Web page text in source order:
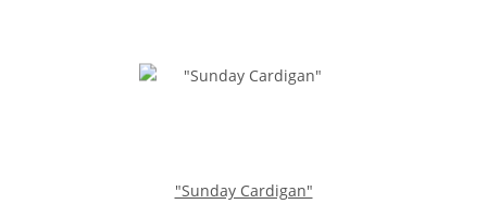
"Sunday Cardigan"